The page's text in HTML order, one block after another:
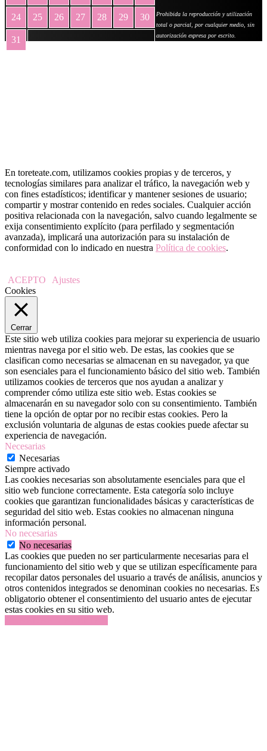
24 25 26 27 28 29 30
31
Prohibida la reproducción y utilización
total o parcial, por cualquier medio, sin
autorización expresa por escrito.
En toreteate.com, utilizamos cookies propias y de terceros, y
tecnologías similares para analizar el tráfico, la navegación web y
con fines estadísticos; identificar y mantener sesiones de usuario;
compartir y mostrar contenido en redes sociales. Cualquier acción
positiva relacionada con la navegación, salvo cuando legalmente se
exija consentimiento explícito (para perfilado y segmentación
avanzada), implicará una autorización para su instalación de
conformidad con lo indicado en nuestra Política de cookies.
ACEPTO
Ajustes
Cookies
Cerrar
Este sitio web utiliza cookies para mejorar su experiencia de usuario
mientras navega por el sitio web. De estas, las cookies que se
clasifican como necesarias se almacenan en su navegador, ya que
son esenciales para el funcionamiento básico del sitio web. También
utilizamos cookies de terceros que nos ayudan a analizar y
comprender cómo utiliza este sitio web. Estas cookies se
almacenarán en su navegador solo con su consentimiento. También
tiene la opción de optar por no recibir estas cookies. Pero la
exclusión voluntaria de algunas de estas cookies puede afectar su
experiencia de navegación.
Necesarias
Necesarias
Siempre activado
Las cookies necesarias son absolutamente esenciales para que el
sitio web funcione correctamente. Esta categoría solo incluye
cookies que garantizan funcionalidades básicas y características de
seguridad del sitio web. Estas cookies no almacenan ninguna
información personal.
No necesarias
No necesarias
Las cookies que pueden no ser particularmente necesarias para el
funcionamiento del sitio web y que se utilizan específicamente para
recopilar datos personales del usuario a través de análisis, anuncios y
otros contenidos integrados se denominan cookies no necesarias. Es
obligatorio obtener el consentimiento del usuario antes de ejecutar
estas cookies en su sitio web.